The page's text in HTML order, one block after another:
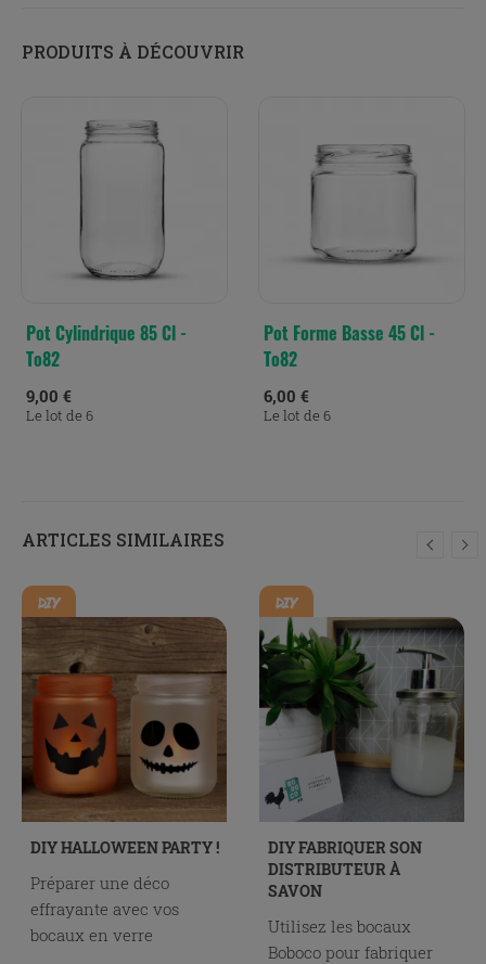
PRODUITS À DÉCOUVRIR
Pot Cylindrique 85 Cl -
To82
9,00 €
Le lot de 6
Pot Forme Basse 45 Cl -
To82
6,00 €
Le lot de 6
ARTICLES SIMILAIRES
DIY HALLOWEEN PARTY !
DIY
Préparer une déco
effrayante avec vos
bocaux en verre
DIY FABRIQUER SON
DISTRIBUTEUR À
SAVON
DIY
Utilisez les bocaux
Boboco pour fabriquer